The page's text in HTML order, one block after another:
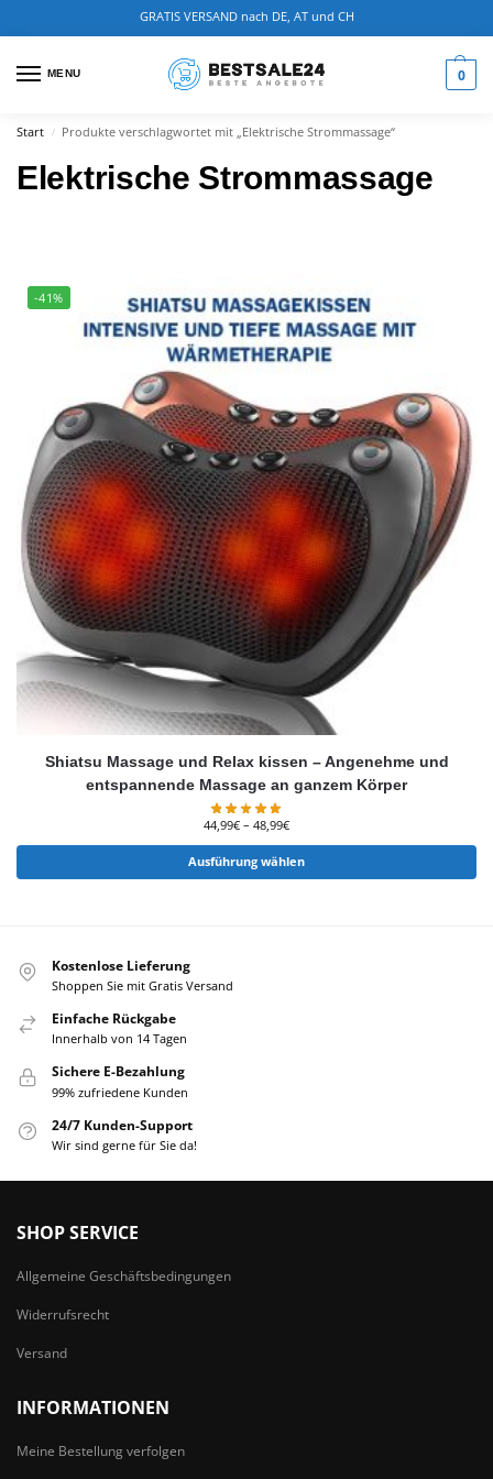
GRATIS VERSAND nach DE, AT und CH
MENU 0
Start / Produkte verschlagwortet mit „Elektrische Strommassage“
Elektrische Strommassage
-41%
Shiatsu Massage und Relax kissen – Angenehme und
entspannende Massage an ganzem Körper
44,99€ – 48,99€
Ausführung wählen
Kostenlose Lieferung
Shoppen Sie mit Gratis Versand
Einfache Rückgabe
Innerhalb von 14 Tagen
Sichere E-Bezahlung
99% zufriedene Kunden
24/7 Kunden-Support
Wir sind gerne für Sie da!
SHOP SERVICE
Allgemeine Geschäftsbedingungen
Widerrufsrecht
Versand
INFORMATIONEN
Meine Bestellung verfolgen